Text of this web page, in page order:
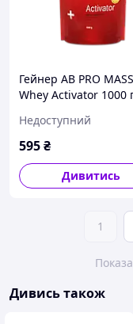
Гейнер AB PRO
Whey Activator 1000
Недоступний
595₴
Дивитись
1
Дивись також